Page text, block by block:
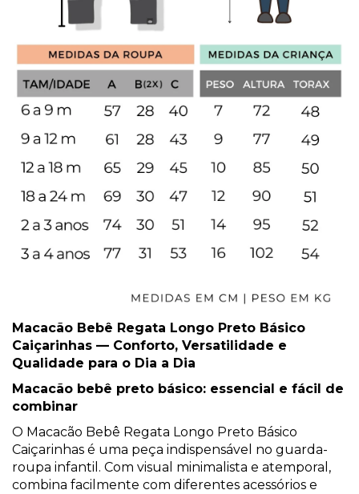
Macacão Bebê Regata Longo Preto Básico
Caiçarinhas — Conforto, Versatilidade e
Qualidade para o Dia a Dia
Macacão bebê preto básico: essencial e fácil de
combinar
O Macacão Bebê Regata Longo Preto Básico
Caiçarinhas é uma peça indispensável no guarda-
roupa infantil. Com visual minimalista e atemporal,
combina facilmente com diferentes acessórios e